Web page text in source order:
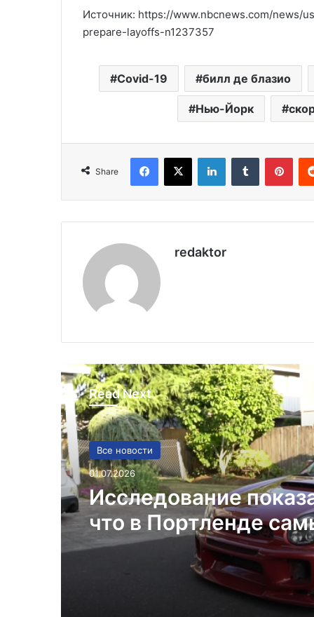
Источник: https://www.nbcnews.com/
prepare-layoffs-n1237357
Covid-19 билл де блазио
Нью-Йорк
Share
redaktor
Read Next
Все новости
01.07.2026
Исследование
что в Портленде
высокий уровень
автомобилей на душу
населения в США